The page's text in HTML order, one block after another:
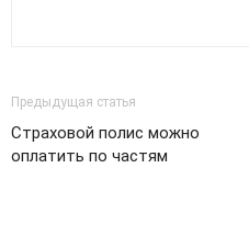
Предыдущая статья
Страховой полис можно
оплатить по частям